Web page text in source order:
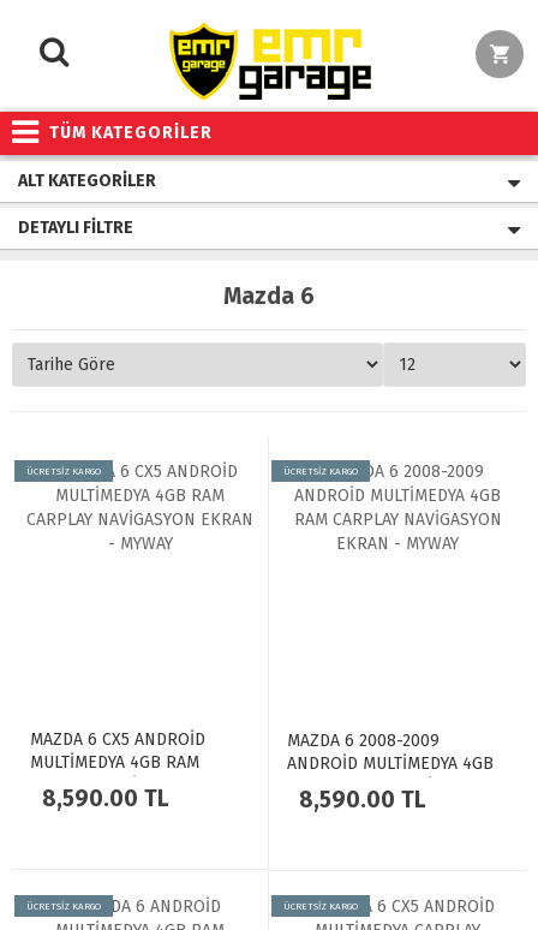
TÜM KATEGORİLER
ALT KATEGORILER
DETAYLI FILTRE
Mazda 6
ÜCRETSİZ KARGO
MAZDA 6 CX5 ANDROİD
MULTİMEDYA 4GB RAM
CARPLAY NAVİGASYON
EKRAN - MYWAY
8,590.00 TL
ÜCRETSİZ KARGO
MAZDA 6 2008-2009
ANDROİD MULTİMEDYA 4GB
RAM CARPLAY NAVİGASYON
EKRAN - MYWAY
8,590.00 TL
ÜCRETSİZ KARGO ÜCRETSİZ KARGO